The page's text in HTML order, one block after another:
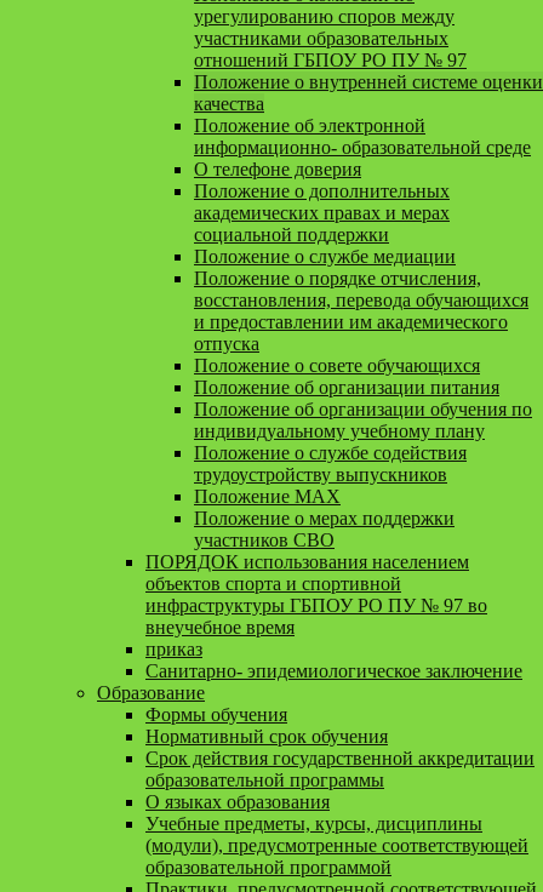
урегулированию споров между
участниками образовательных
отношений ГБПОУ РО ПУ № 97
Положение о внутренней системе оценки
качества
Положение об электронной
информационно- образовательной среде
О телефоне доверия
Положение о дополнительных
академических правах и мерах
социальной поддержки
Положение о службе медиации
Положение о порядке отчисления,
восстановления, перевода обучающихся
и предоставлении им академического
отпуска
Положение о совете обучающихся
Положение об организации питания
Положение об организации обучения по
индивидуальному учебному плану
Положение о службе содействия
трудоустройству выпускников
Положение MAX
Положение о мерах поддержки
участников СВО
ПОРЯДОК использования населением
объектов спорта и спортивной
инфраструктуры ГБПОУ РО ПУ № 97 во
внеучебное время
приказ
Санитарно- эпидемиологическое заключение
Образование
Формы обучения
Нормативный срок обучения
Срок действия государственной аккредитации
образовательной программы
О языках образования
Учебные предметы, курсы, дисциплины
(модули), предусмотренные соответствующей
образовательной программой